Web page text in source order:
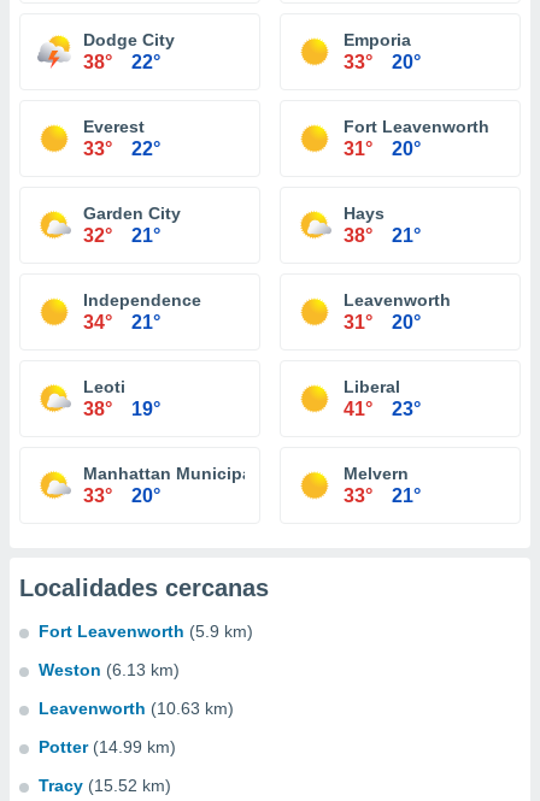
Dodge City
38° 22°
Emporia
33° 20°
Everest
33° 22°
Fort Leavenworth
31° 20°
Garden City
32° 21°
Hays
38° 21°
Independence
34° 21°
Leavenworth
31° 20°
Leoti
38° 19°
Liberal
41° 23°
Manhattan Municipal Airport Manhattan
33° 20°
Melvern
33° 21°
Localidades cercanas
Fort Leavenworth (5.9 km)
Weston (6.13 km)
Leavenworth (10.63 km)
Potter (14.99 km)
Tracy (15.52 km)